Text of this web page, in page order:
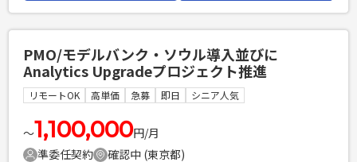
務を担っていただく想定です。 ・社内従業員からのPC、周辺
機器、各種システムに関する問い合わせ対応（チャット、メ
ール、電話） ・新入社員や異動者に向けた各種デバイス
（PC、スマートフォン、タブレット等）の初期設定および各
種インストールの実行（キッティング） ・社内システムやツ
ールの管理（アカウント発行、権限付与、パスワードリセッ
ト、設定変更等） ・過去の問い合わせ履歴のデータ集計、お
PMO/モデルバンク・ソウル導入並びに
Analytics Upgradeプロジェクト推進
リモートOK 高単価 急募 即日 シニア人気
〜1,100,000円/月
準委任契約
確認中 (東京都)